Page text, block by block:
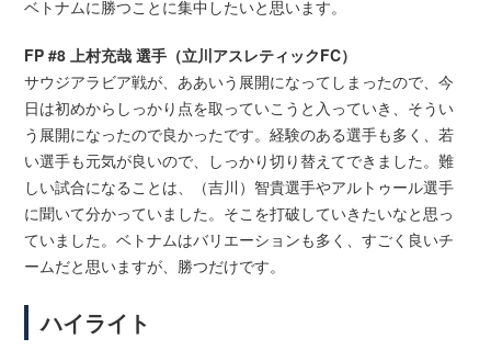
ベトナムに勝つことに集中したいと思います。
FP #8 上村充哉 選手（立川アスレティックFC）
サウジアラビア戦が、ああいう展開になってしまったので、今
日は初めからしっかり点を取っていこうと入っていき、そうい
う展開になったので良かったです。経験のある選手も多く、若
い選手も元気が良いので、しっかり切り替えてできました。難
しい試合になることは、（吉川）智貴選手やアルトゥール選手
に聞いて分かっていました。そこを打破していきたいなと思っ
ていました。ベトナムはバリエーションも多く、すごく良いチ
ームだと思いますが、勝つだけです。
ハイライト